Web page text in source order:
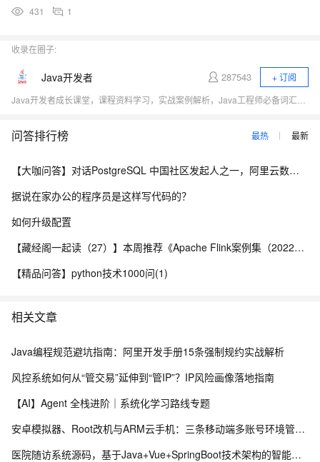
431 1
收录在圈子:
Java开发者 287543
+ 订阅
问答排行榜 最热 最新
【大咖问答】对话PostgreSQL 中国社区发起人之一，阿里云数据库高级专家 德哥
据说在家办公的程序员是这样写代码的？
如何升级配置
【藏经阁一起读（27）】本周推荐《Apache Flink案例集（2022版）》，你有哪些心得？
【精品问答】python技术1000问(1)
相关文章
Java编程规范避坑指南：阿里开发手册15条强制规约实战解析
风控系统如何从“管交易”延伸到“管IP”？IP风险画像落地指南
【AI】Agent 全栈进阶｜系统化学习路线专题
安卓模拟器、Root改机与ARM云手机：三条移动端多账号环境管理路径的工程实测手记
医院随访系统源码，基于Java+Vue+SpringBoot技术架构的智能化管理平台